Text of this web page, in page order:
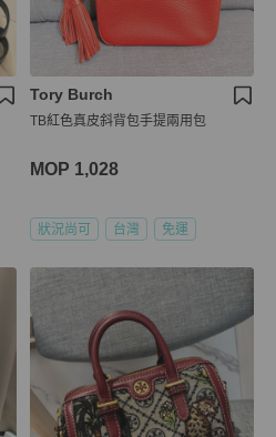
Tory Burch
TB紅色真皮斜背包手提兩用包
MOP 1,028
狀況尚可 台灣 免運